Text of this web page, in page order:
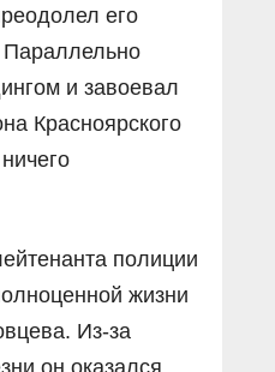
его
Параллельно
и завоевал
Красноярского
полиции
жизни
Из-за